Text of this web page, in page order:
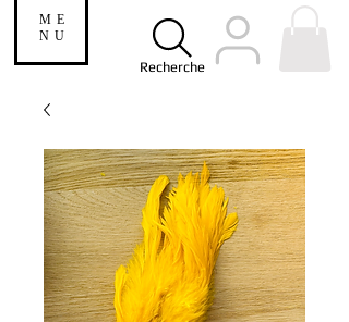
ME
NU
Recherche